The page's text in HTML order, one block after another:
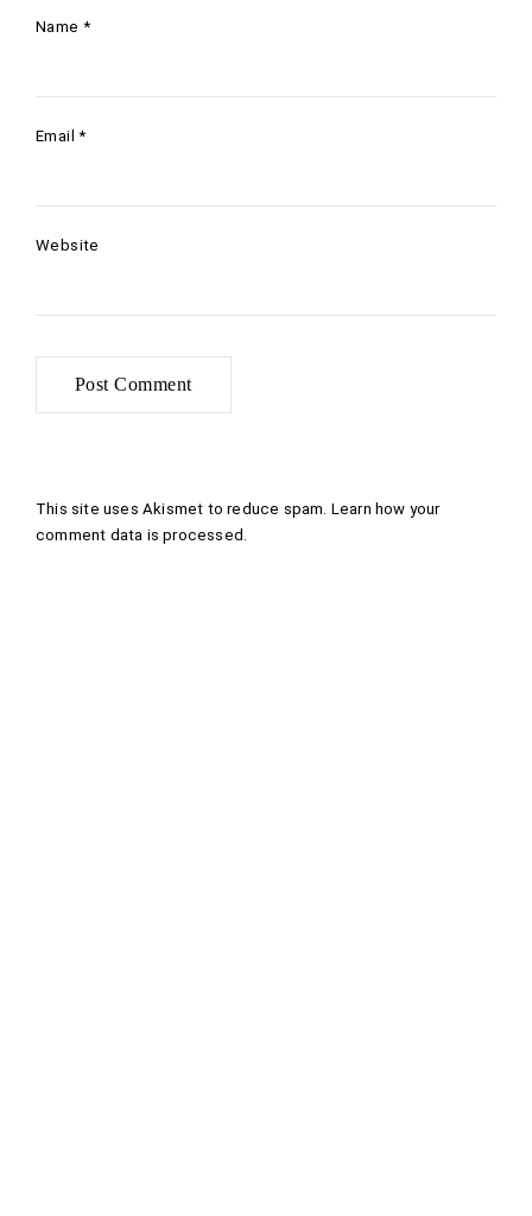
Name *
Email*
Website
This site uses Akismet to reduce spam. Learn how your
comment data is processed